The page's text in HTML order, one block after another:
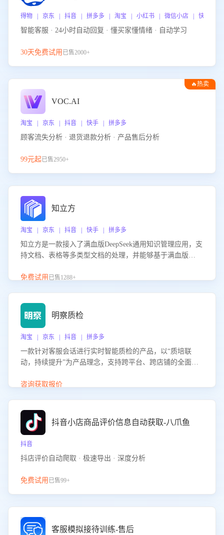
得物 | 京东 | 抖音 | 拼多多 | 淘宝 | 小红书 | 微信小店 | 快手 |
智能客服 · 24小时自动回复 · 懂买家懂情绪 · 自动学习
30天免费试用 已售2000+
🔥热卖
VOC.AI
淘宝 | 京东 | 抖音 | 快手 | 拼多多
顾客流失分析 · 退货退款分析 · 产品售后分析
99元起已售2950+
知立方
淘宝 | 京东 | 抖音 | 快手 | 拼多多
知立方是一款接入了满血版DeepSeek通用知识管理应用，支
持文档、表格等多类型文档的处理，并能够基于满血版
识支持，帮助用户高效管理和利用知识资源。通过该产品，
免费试用 已售1288+
明察质检
淘宝 | 京东 | 抖音 | 拼多多
一款针对客服会话进行实时智能质检的产品，以“质培联
动，持续提升”为产品理念，支持跨平台、跨店铺的全面、
升客服团队的销服能力。
咨询获取报价
抖音小店商品评价信息自动获取-八爪鱼
抖音
抖店评价自动爬取 · 极速导出 · 深度分析
免费试用 已售99+
客服模拟接待训练-售后